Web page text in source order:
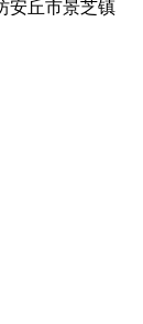
安丘市景芝镇